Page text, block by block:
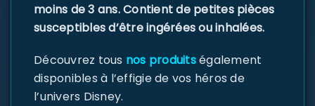
moins de 3 ans. Contient de petites pièces
susceptibles d’être ingérées ou inhalées.
Découvrez tous nos produitségalement
disponibles à l’effigie de vos héros de
l’univers Disney.